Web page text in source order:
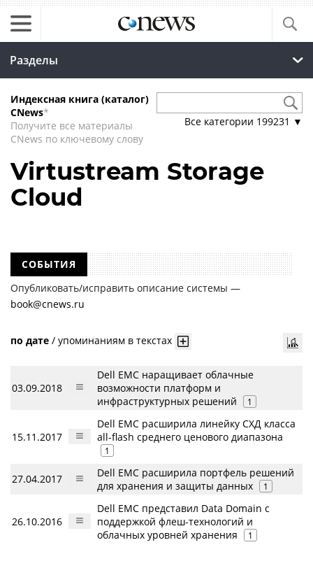
Разделы
Индексная книга (каталог)
CNews*
Получите все материалы
CNews по ключевому слову
Все категории 199231 ▼
Virtustream Storage
Cloud
СОБЫТИЯ
Опубликовать/исправить описание системы —
book@cnews.ru
по дате / упоминаниям в текстах
03.09.2018
Dell EMC наращивает облачные
возможности платформ и
инфраструктурных решений
1
15.11.2017
Dell EMC расширила линейку СХД класса
all-flash среднего ценового диапазона
1
27.04.2017
Dell EMC расширила портфель решений
для хранения и защиты данных
1
26.10.2016
Dell EMC представил Data Domain с
поддержкой флеш-технологий и
облачных уровней хранения
1